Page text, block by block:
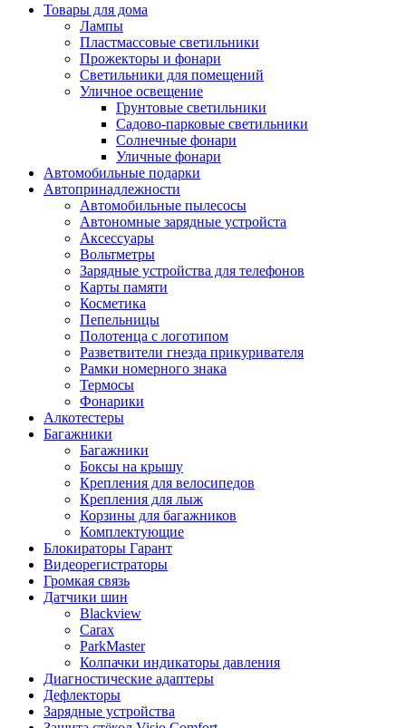
Товары для дома
Лампы
Пластмассовые светильники
Прожекторы и фонари
Светильники для помещений
Уличное освещение
Грунтовые светильники
Садово-парковые светильники
Солнечные фонари
Уличные фонари
Автомобильные подарки
Автопринадлежности
Автомобильные пылесосы
Автономные зарядные устройста
Аксессуары
Вольтметры
Зарядные устройства для телефонов
Карты памяти
Косметика
Пепельницы
Полотенца с логотипом
Разветвители гнезда прикуривателя
Рамки номерного знака
Термосы
Фонарики
Алкотестеры
Багажники
Багажники
Боксы на крышу
Крепления для велосипедов
Крепления для лыж
Корзины для багажников
Комплектующие
Блокираторы Гарант
Видеорегистраторы
Громкая связь
Датчики шин
Blackview
Carax
ParkMaster
Колпачки индикаторы давления
Диагностические адаптеры
Дефлекторы
Зарядные устройства